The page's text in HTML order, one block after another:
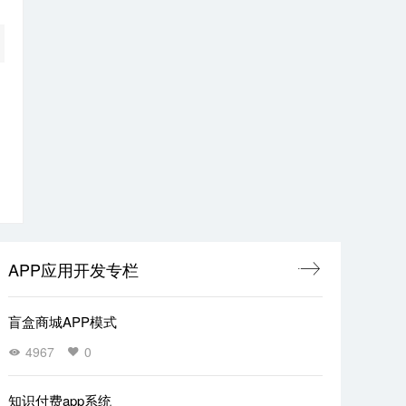
APP应用开发专栏
盲盒商城APP模式
4967 0
知识付费app系统